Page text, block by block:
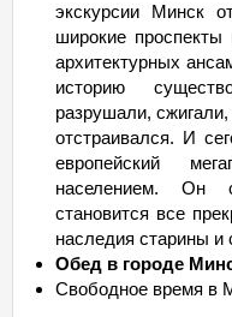
экскурсии Минск
широкие
архитектурных
историю
разрушали,
отстраивался. И
европейский
населением. Он
становится все
наследия старины и
Обед в городе
Свободное время в